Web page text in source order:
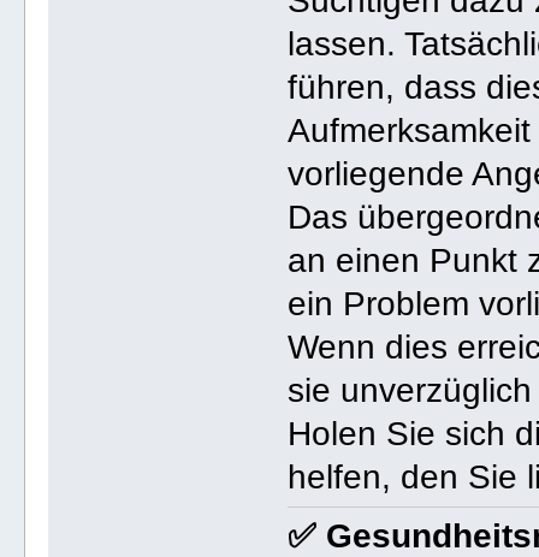
lassen.
führen, dass
vorliegende
Das
an einen Punkt
ein Problem
Wenn dies
sie
Holen Sie sich
helfen, den Sie
✅